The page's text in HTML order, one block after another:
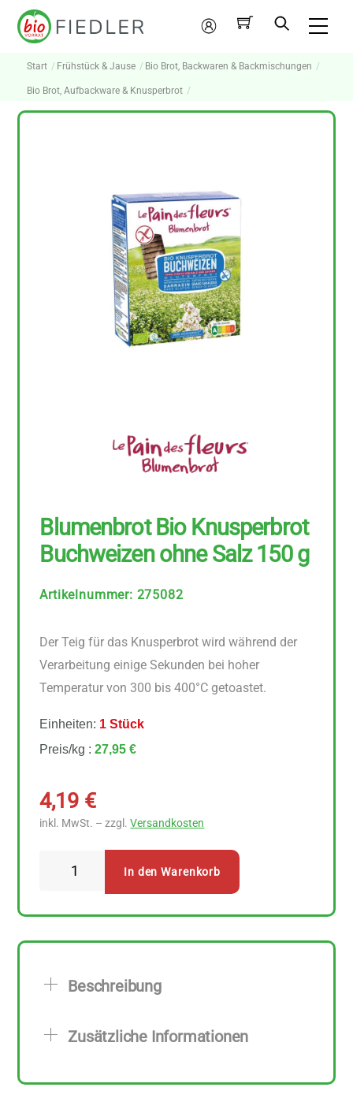
Skip
Mein
Konto
Start Frühstück & Jause Bio Brot, Backwaren & Backmischungen
Bio Brot, Aufbackware & Knusperbrot
Blumenbrot Bio Knusperbrot
Buchweizen ohne Salz 150 g
Artikelnummer: 275082
Der Teig für das Knusperbrot wird während der
Verarbeitung einige Sekunden bei hoher
Temperatur von 300 bis 400°C getoastet.
Einheiten: 1 Stück
Preis/kg :27,95 €
4,19 €
inkl. MwSt. – zzgl.Versandkosten
Salz
Menge
In den Warenkorb
Beschreibung
Zusätzliche Informationen